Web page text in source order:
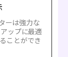
ーは強力な
ップに最適
ことができ